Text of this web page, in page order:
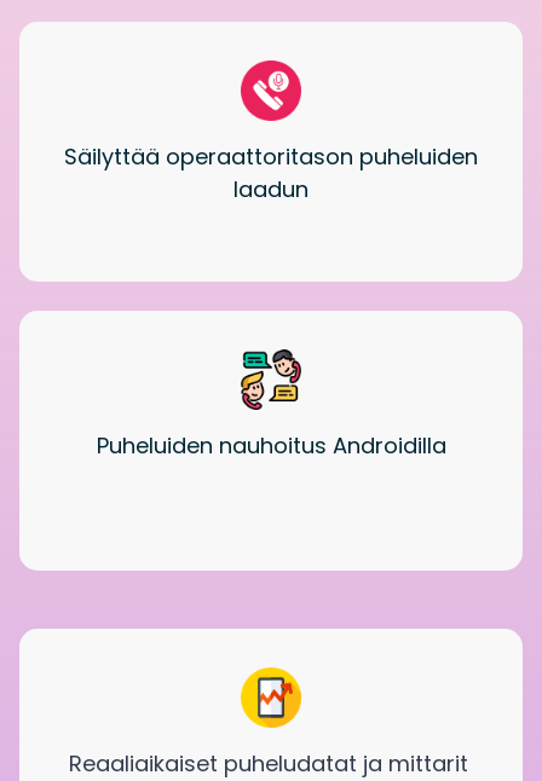
Säilyttää operaattoritason puheluiden
laadun
Puheluiden nauhoitus Androidilla
Reaaliaikaiset puheludatat ja mittarit